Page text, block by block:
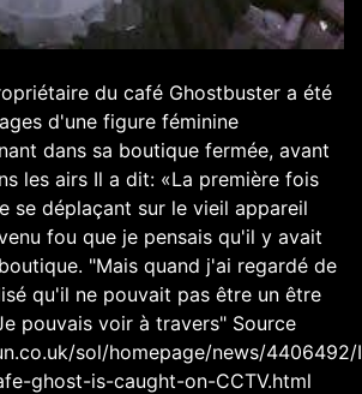
du café Ghostbuster a été
d'une figure féminine
dans sa boutique fermée, avant
les airs Il a dit: «La première fois
se déplaçant sur le vieil appareil
fou que je pensais qu'il y avait
"Mais quand j'ai regardé de
qu'il ne pouvait pas être un être
pouvais voir à travers" Source
sol/homepage/news/
ghost-is-caught-on-CCTV.html